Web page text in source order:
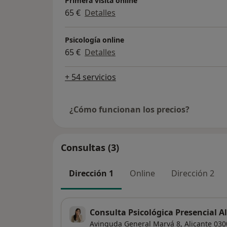
65 € Detalles
Psicología online
65 € Detalles
+ 54 servicios
¿Cómo funcionan los precios?
Consultas (3)
Dirección 1 Online Dirección 2
Consulta Psicológica Presencial
Avinguda General Marvá 8, Alicante